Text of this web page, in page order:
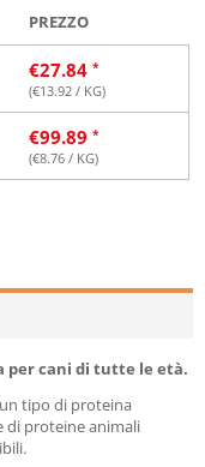
PREZZO
€27.84
(€13.92 / KG)
€99.89
(€8.76 / KG)
per cani di tutte le età.
un tipo di proteina
di proteine animali